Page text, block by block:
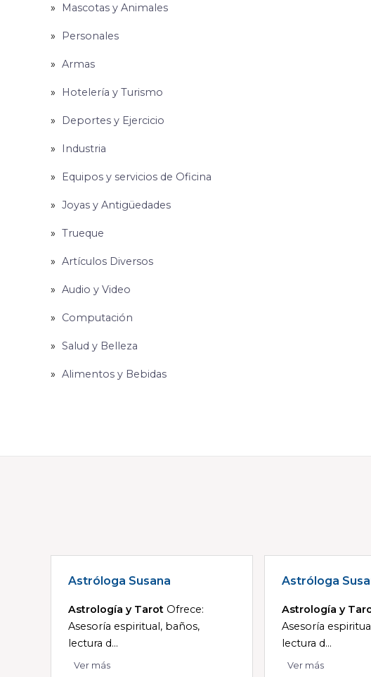
Mascotas y Animales
Personales
Armas
Hotelería y Turismo
Deportes y Ejercicio
Industria
Equipos y servicios de Oficina
Joyas y Antigüedades
Trueque
Artículos Diversos
Audio y Video
Computación
Salud y Belleza
Alimentos y Bebidas
Astróloga Susana
Astrología y Tarot Ofrece:
Asesoría espiritual, baños,
lectura d...
Ver más
Astróloga
Astrología y
Asesoría
lectura d...
Ver más